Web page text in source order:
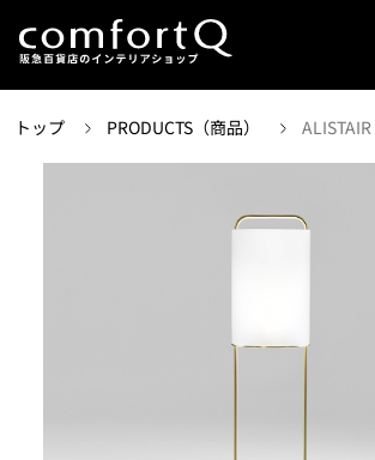
トップ PRODUCTS（商品）